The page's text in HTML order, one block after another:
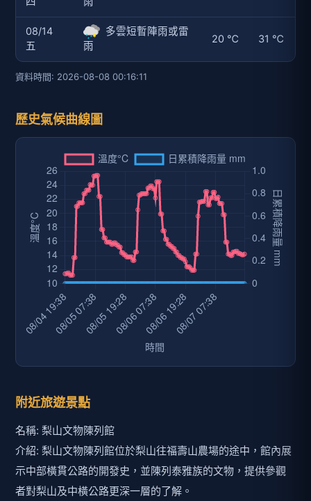
08/14
五
多雲短暫陣雨或雷
雨
20 ℃ 31 ℃
資料時間: 2026-08-08 00:16:11
歷史氣候曲線圖
附近旅遊景點
名稱: 梨山文物陳列館
介紹: 梨山文物陳列館位於梨山往福壽山農場的途中，館內展
示中部橫貫公路的開發史，並陳列泰雅族的文物，提供參觀
者對梨山及中橫公路更深一層的了解。